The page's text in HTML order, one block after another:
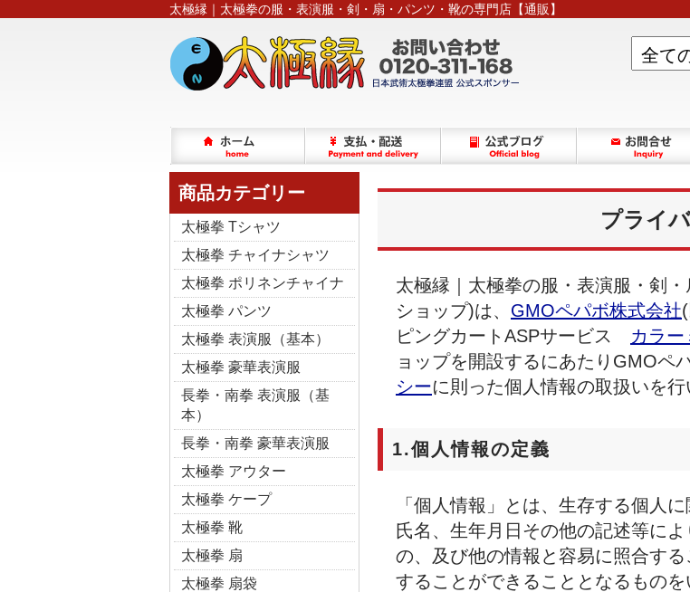
太極縁｜太極拳の服・表演服・剣・扇・パンツ・靴の専門店【通販】
商品カテゴリー
太極拳 Tシャツ
太極拳 チャイナシャツ
太極拳 ポリネンチャイナ
太極拳 パンツ
太極拳 表演服（基本）
太極拳 豪華表演服
長拳・南拳 表演服（基
本）
長拳・南拳 豪華表演服
太極拳 アウター
太極拳 ケープ
太極拳 靴
太極拳 扇
太極拳 扇袋
プライ
太極縁｜太極拳の服・表演服・剣
ショップ)は、 GMOペパボ株式会社
ピングカートASPサービス カラ
ョップを開設するにあたりGMOペ
シーに則った個人情報の取扱いを行
1.個人情報の定義
「個人情報」とは、生存する個人
氏名、生年月日その他の記述等に
の、及び他の情報と容易に照合す
することができることとなるものを